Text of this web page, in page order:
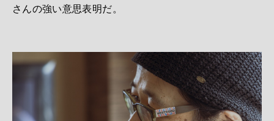
さんの強い意思表明だ。